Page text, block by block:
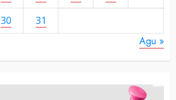
30 31
Agu »